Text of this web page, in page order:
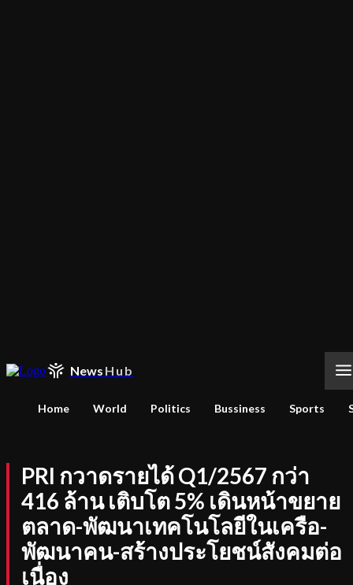
News Hub
Home World Politics Bussiness Sports
PRI กวาดรายได้ Q1/2567 กว่า
416 ล้าน เติบโต 5% เดินหน้าขยาย
ตลาด-พัฒนาเทคโนโลยีในเครือ-
พัฒนาคน-สร้างประโยชน์สังคมต่อ
เนื่อง